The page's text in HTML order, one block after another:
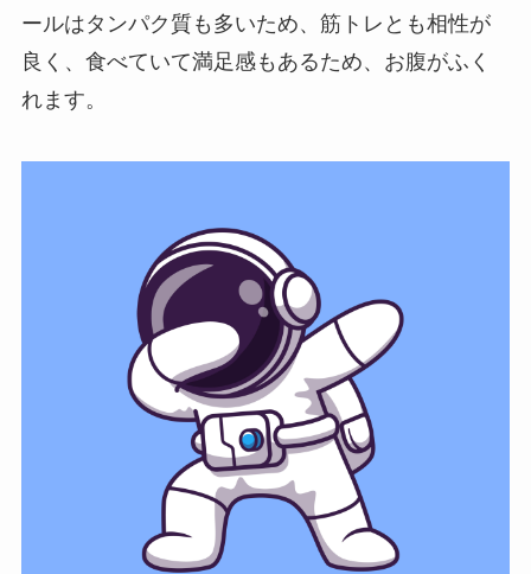
ールはタンパク質も多いため、筋トレとも相性が
良く、食べていて満足感もあるため、お腹がふく
れます。